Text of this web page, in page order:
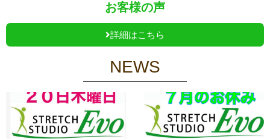
お客様の声
詳細はこちら
NEWS